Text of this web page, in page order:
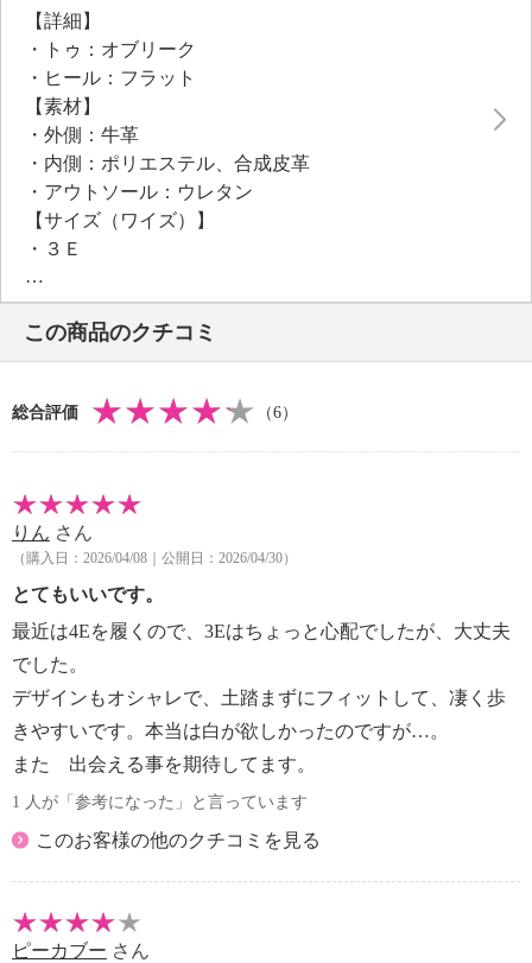
【詳細】
・トゥ：オブリーク
・ヒール：フラット
【素材】
・外側：牛革
・内側：ポリエステル、合成皮革
・アウトソール：ウレタン
【サイズ（ワイズ）】
・３Ｅ
【サイズ（その他）】
・ヒールの高さ：約３．５ｃｍ
・前底厚み：約２ｃｍ
・前側着地点厚み：約２ｃｍ
【重さ】
・片足約２９０ｇ（サイズにより多少の差異あり）
・水や汗などによる色落ち、色移り注意
【個体差あり】
・個体差あり
【原産国（地）】
・日本製
※普段と同じサイズをお選びください。甲高の方は、
一つ上のサイズをおすすめ。
この商品のクチコミ
総合評価 （6）
りん さん
（購入日：2026/04/08｜公開日：2026/04/30）
とてもいいです。
最近は4Eを履くので、3Eはちょっと心配でしたが、大丈夫
でした。
デザインもオシャレで、土踏まずにフィットして、凄く歩
きやすいです。本当は白が欲しかったのですが…。
また 出会える事を期待してます。
1 人が「参考になった」と言っています
このお客様の他のクチコミを見る
ピーカブー さん